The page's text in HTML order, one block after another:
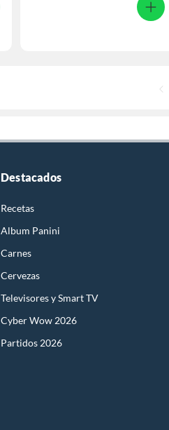
Destacados
Recetas
Album Panini
Carnes
Cervezas
Televisores y Smart TV
Cyber Wow 2026
Partidos 2026